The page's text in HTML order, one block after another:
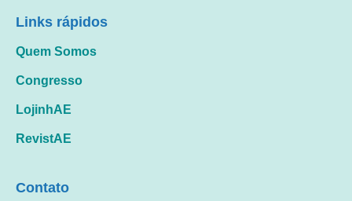
Links rápidos
Quem Somos
Congresso
LojinhAE
RevistAE
Contato